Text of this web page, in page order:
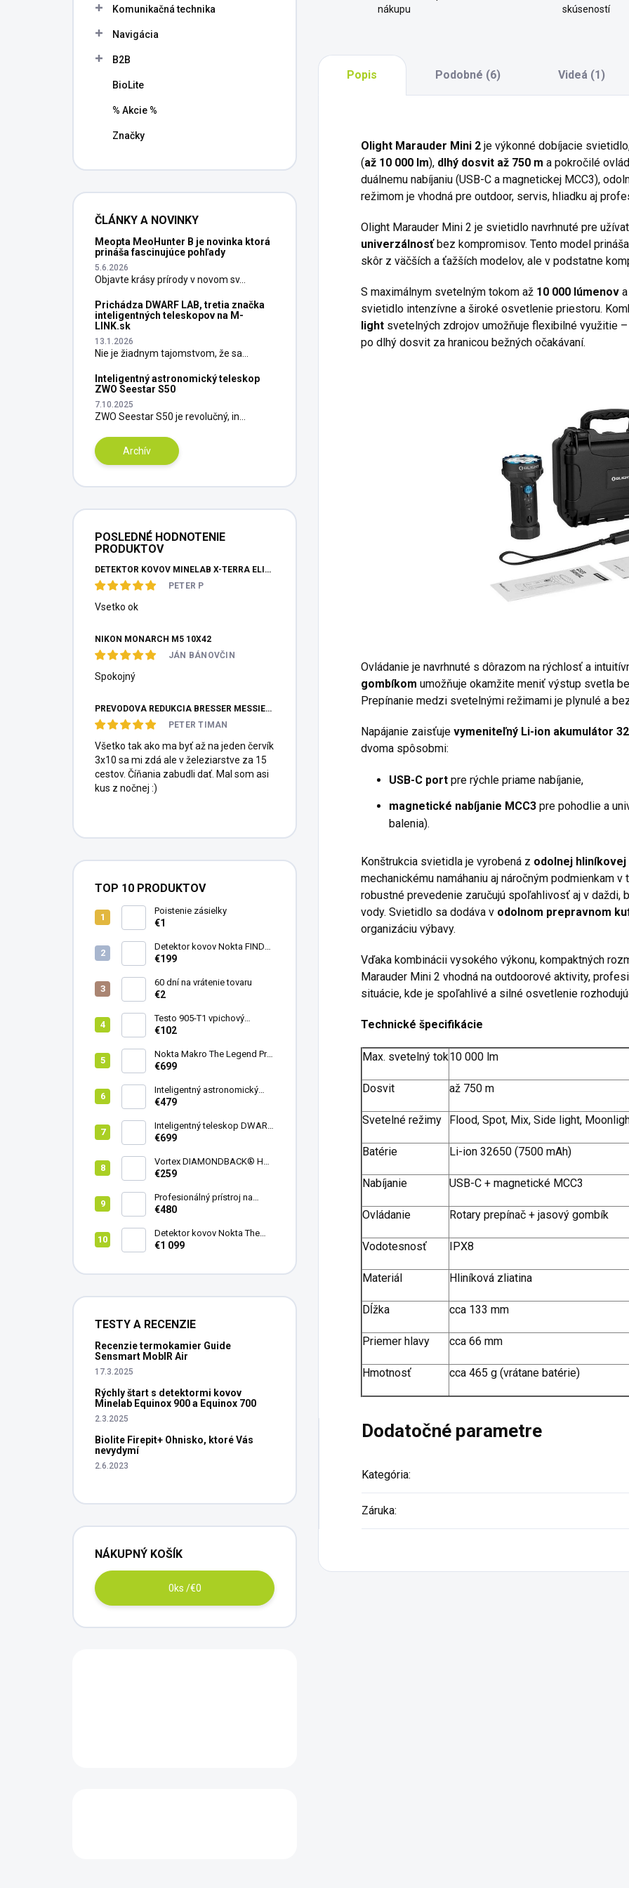
Komunikačná technika
Navigácia
B2B
BioLite
% Akcie %
Značky
ČLÁNKY A NOVINKY
Meopta MeoHunter B je novinka ktorá
prináša fascinujúce pohľady
5.6.2026
Objavte krásy prírody v novom sv...
Prichádza DWARF LAB, tretia značka
inteligentných teleskopov na M-
LINK.sk
13.1.2026
Nie je žiadnym tajomstvom, že sa...
Inteligentný astronomický teleskop
ZWO Seestar S50
7.10.2025
ZWO Seestar S50 je revolučný, in...
Archív
POSLEDNÉ HODNOTENIE
PRODUKTOV
DETEKTOR KOVOV MINELAB X-TERRA ELITE PINPOITER SET
PETER P
Vsetko ok
NIKON MONARCH M5 10X42
JÁN BÁNOVČIN
Spokojný
PREVODOVÁ REDUKCIA BRESSER MESSIER HEXAFOC 1:10
PETER TIMAN
Všetko tak ako ma byť až na jeden červík
3x10 sa mi zdá ale v železiarstve za 15
cestov. Číňania zabudli dať. Mal som asi
kus z nočnej :)
TOP 10 PRODUKTOV
Poistenie zásielky
€1
Detektor kovov Nokta FINDX
Pro
€199
60 dní na vrátenie tovaru
€2
Testo 905-T1 vpichový
teplomer
€102
Nokta Makro The Legend Pro
Pack - model 2024
€699
Inteligentný astronomický
teleskop DwarfLab Dwarf
€479
Inteligentný teleskop DWARF
III + originálny statív DWARF 3
€699
Vortex DIAMONDBACK® HD
8X42
€259
Profesionálný prístroj na
vedenie vŕtania Laserliner
€480
Detektor kovov Nokta The
Legend 2
€1 099
TESTY A RECENZIE
Recenzie termokamier Guide
Sensmart MobIR Air
17.3.2025
Rýchly štart s detektormi kovov
Minelab Equinox 900 a Equinox 700
2.3.2025
Biolite Firepit+ Ohnisko, ktoré Vás
nevydymí
2.6.2023
NÁKUPNÝ KOŠÍK
0ks /€0
nákupu
skúseností
Popis Podobné (6) Videá (1)
Olight Marauder Mini 2 je výkonné dobíjacie
(až 10 000 lm), dlhý dosvit až 750 m a pokročilé
duálnemu nabíjaniu (USB-C a magnetickej MCC3),
režimom je vhodná pre outdoor, servis, hliadku aj
Olight Marauder Mini 2 je svietidlo navrhnuté pre
univerzálnosť bez kompromisov. Tento model
skôr z väčších a ťažších modelov, ale v podstatne
S maximálnym svetelným tokom až 10 000 lúmenov
svietidlo intenzívne a široké osvetlenie priestoru.
light svetelných zdrojov umožňuje flexibilné využitie
po dlhý dosvit za hranicou bežných očakávaní.
Ovládanie je navrhnuté s dôrazom na rýchlosť a
gombíkom umožňuje okamžite meniť výstup svetla
Prepínanie medzi svetelnými režimami je plynulé a
Napájanie zaisťuje vymeniteľný Li-ion akumulátor
dvoma spôsobmi:
USB-C port pre rýchle priame nabíjanie,
magnetické nabíjanie MCC3 pre pohodlie a
balenia).
Konštrukcia svietidla je vyrobená z odolnej hliníkovej
mechanickému namáhaniu aj náročným podmienkam
robustné prevedenie zaručujú spoľahlivosť aj v daždi,
vody. Svietidlo sa dodáva v odolnom prepravnom
organizáciu výbavy.
Vďaka kombinácii vysokého výkonu, kompaktných
Marauder Mini 2 vhodná na outdoorové aktivity,
situácie, kde je spoľahlivé a silné osvetlenie
Technické špecifikácie
Max. svetelný tok10 000 lm
Dosvit až 750 m
Svetelné režimy Flood, Spot, Mix, Side light,
Batérie Li-ion 32650 (7500 mAh)
Nabíjanie USB-C + magnetické MCC3
Ovládanie Rotary prepínač + jasový gombík
Vodotesnosť IPX8
Materiál Hliníková zliatina
Dĺžka cca 133 mm
Priemer hlavy cca 66 mm
Hmotnosť cca 465 g (vrátane batérie)
Dodatočné parametre
Kategória:
Záruka: